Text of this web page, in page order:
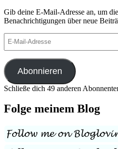
Gib deine E-Mail-Adresse an, um
Benachrichtigungen über neue
Mail-
Abonnieren
Schließe dich 49 anderen
Folge meinem Blog